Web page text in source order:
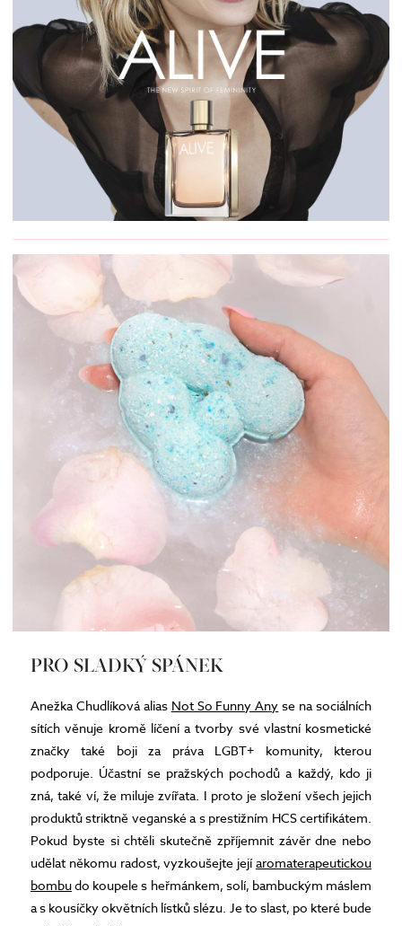
PRO SLADKÝ SPÁNEK
Anežka Chudlíková alias Not So Funny Any se na sociálních
sítích věnuje kromě líčení a tvorby své vlastní kosmetické
značky také boji za práva LGBT+ komunity, kterou
podporuje. Účastní se pražských pochodů a každý, kdo ji
zná, také ví, že miluje zvířata. I proto je složení všech jejich
produktů striktně veganské a s prestižním HCS certifikátem.
Pokud byste si chtěli skutečně zpříjemnit závěr dne nebo
udělat někomu radost, vyzkoušejte jejíaromaterapeutickou
bombudo koupele s heřmánkem, solí, bambuckým máslem
a s kousíčky okvětních lístků slézu. Je to slast, po které bude